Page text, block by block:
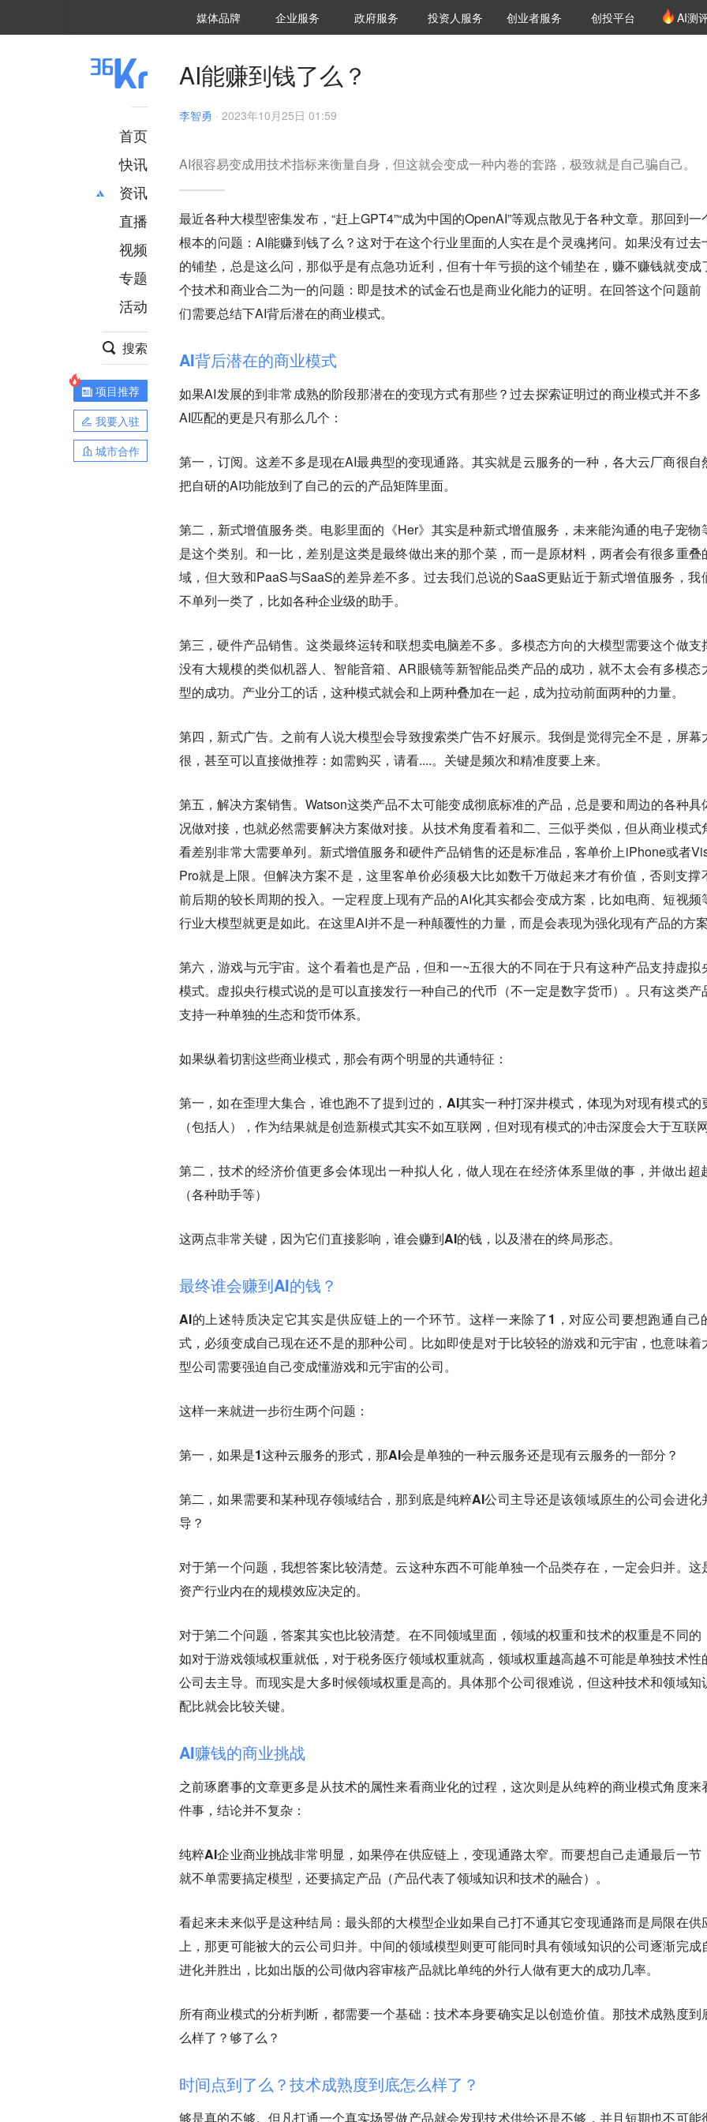
媒体品牌 36Kr研究院
企业服务 城市之窗
政府服务 VClub投资机构库
投资机构职位推介
投资人服务 创投氪堂
创业者服务 创投平台 AI测
首页
快讯
资讯
推荐
财经
项目推荐
安徽
直播
视频
专题
活动
搜索
项目推荐
我要入驻
城市合作
AI能赚到钱了么？
李智勇 · 2023年10月25日 01:59
AI很容易变成用技术指标来衡量自身，但这就会变成一种内卷的套路，极致就是自己骗自己。
最近各种大模型密集发布，“赶上GPT4”“成为中国的OpenAI”等观点散见于各种文章。那回到一
根本的问题：AI能赚到钱了么？这对于在这个行业里面的人实在是个灵魂拷问。 如果没有过去
的铺垫，总是这么问，那似乎是有点急功近利，但有十年亏损的这个铺垫在，赚不赚钱就变成
个技术和商业合二为一的问题：即是技术的试金石也是商业化能力的证明。 在回答这个问题前
们需要总结下AI背后潜在的商业模式。
AI背后潜在的商业模式
如果AI发展的到非常成熟的阶段那潜在的变现方式有那些？过去探索证明过的商业模式并不多
AI匹配的更是只有那么几个：
第一， 订阅。这差不多是现在AI最典型的变现通路。其实就是云服务的一种，各大云厂商很自
把自研的AI功能放到了自己的云的产品矩阵里面。
第二， 新式增值服务类。电影里面的《Her》其实是种新式增值服务，未来能沟通的电子宠物
是这个类别。和一比，差别是这类是最终做出来的那个菜，而一是原材料，两者会有很多重叠
域，但大致和PaaS与SaaS的差异差不多。过去我们总说的SaaS更贴近于新式增值服务，我
不单列一类了，比如各种企业级的助手。
第三，硬件产品销售。这类最终运转和联想卖电脑差不多。多模态方向的大模型需要这个做支
没有大规模的类似机器人、智能音箱、AR眼镜等新智能品类产品的成功，就不太会有多模态
型的成功。产业分工的话，这种模式就会和上两种叠加在一起，成为拉动前面两种的力量。
第四， 新式广告。之前有人说大模型会导致搜索类广告不好展示。我倒是觉得完全不是，屏幕
很，甚至可以直接做推荐：如需购买，请看....。关键是频次和精准度要上来。
第五，解决方案销售。Watson这类产品不太可能变成彻底标准的产品，总是要和周边的各种具
况做对接，也就必然需要解决方案做对接。从技术角度看着和二、三似乎类似，但从商业模式
看差别非常大需要单列。新式增值服务和硬件产品销售的还是标准品，客单价上iPhone或者
Pro就是上限。但解决方案不是，这里客单价必须极大比如数千万做起来才有价值，否则支撑
前后期的较长周期的投入。一定程度上现有产品的AI化其实都会变成方案，比如电商、短视频
行业大模型就更是如此。在这里AI并不是一种颠覆性的力量，而是会表现为强化现有产品的方案
第六， 游戏与元宇宙。这个看着也是产品，但和一~五很大的不同在于只有这种产品支持虚拟
模式。虚拟央行模式说的是可以直接发行一种自己的代币（不一定是数字货币）。只有这类产
支持一种单独的生态和货币体系。
如果纵着切割这些商业模式，那会有两个明显的共通特征：
第一，如在歪理大集合，谁也跑不了提到过的， AI其实一种打深井模式，体现为对现有模式的
（包括人），作为结果就是创造新模式其实不如互联网，但对现有模式的冲击深度会大于互联网
第二， 技术的经济价值更多会体现出一种拟人化，做人现在在经济体系里做的事，并做出超
（各种助手等）
这两点非常关键，因为它们直接影响，谁会赚到AI的钱，以及潜在的终局形态。
最终谁会赚到AI的钱？
AI的上述特质决定它其实是供应链上的一个环节。这样一来除了1，对应公司要想跑通自己
式，必须变成自己现在还不是的那种公司。 比如即使是对于比较轻的游戏和元宇宙，也意味着
型公司需要强迫自己变成懂游戏和元宇宙的公司。
这样一来就进一步衍生两个问题：
第一， 如果是1这种云服务的形式，那AI会是单独的一种云服务还是现有云服务的一部分？
第二，如果需要和某种现存领域结合，那到底是纯粹AI公司主导还是该领域原生的公司会进化
导？
对于第一个问题，我想答案比较清楚。云这种东西不可能单独一个品类存在，一定会归并。这
资产行业内在的规模效应决定的。
对于第二个问题，答案其实也比较清楚。 在不同领域里面，领域的权重和技术的权重是不同的
如对于游戏领域权重就低，对于税务医疗领域权重就高，领域权重越高越不可能是单独技术性
公司去主导。而现实是大多时候领域权重是高的。具体那个公司很难说，但这种技术和领域知
配比就会比较关键。
AI赚钱的商业挑战
之前琢磨事的文章更多是从技术的属性来看商业化的过程，这次则是从纯粹的商业模式角度来
件事，结论并不复杂：
纯粹AI企业商业挑战非常明显，如果停在供应链上，变现通路太窄。而要想自己走通最后一节
就不单需要搞定模型，还要搞定产品（产品代表了领域知识和技术的融合）。
看起来未来似乎是这种结局： 最头部的大模型企业如果自己打不通其它变现通路而是局限在供
上，那更可能被大的云公司归并。中间的领域模型则更可能同时具有领域知识的公司逐渐完成
进化并胜出，比如出版的公司做内容审核产品就比单纯的外行人做有更大的成功几率。
所有商业模式的分析判断，都需要一个基础：技术本身要确实足以创造价值。那技术成熟度到
么样了？够了么？
时间点到了么？技术成熟度到底怎么样了？
够是真的不够。但凡打通一个真实场景做产品就会发现技术供给还是不够，并且短期也不可能